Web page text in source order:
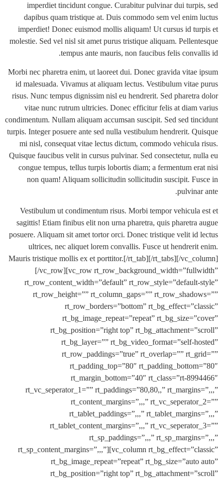
imperdiet tincidunt congue. Curabitur pulvinar dui
dapibus quam tristique at. Duis commodo sem vel
imperdiet! Donec euismod mollis aliquam! Ut cursus id
molestie. Sed vel nisl sit amet purus tristique aliquam.
tempus ante mauris, non faucibus felis
Morbi nec pharetra enim, ut laoreet dui. Donec gravida
id malesuada. Vivamus at aliquam lectus. Vestibulum
risus. Nunc tempus dignissim nisl eu hendrerit. Sed
vitae nunc rutrum ultricies. Donec efficitur felis at
condimentum. Nullam aliquam accumsan suscipit. Sed sed
turpis. Integer posuere ante sed nulla vestibulum hendrerit.
mi nisl, consequat vitae lectus dictum, commodo
Quisque faucibus velit in cursus pulvinar. Sed consectetur,
congue tempus, tellus turpis lobortis diam; a fermentum
non quam! Aliquam sollicitudin sollicitudin suscipit.
Vestibulum ut condimentum risus. Morbi tempor
sagittis! Etiam finibus elit non urna pharetra, quis
posuere. Aliquam sit amet tortor orci. Donec tristique velit
ultrices, nec aliquet lorem convallis. Fusce ut
Mauris tristique mollis ex et porttitor.[/rt_tab][/rt_tabs][/
[/vc_row][vc_row
rt_row_content_width=”default”
rt_row_height=”” rt_column_gaps=””
rt_row_borders=”bottom”
rt_bg_image_repeat=”repeat”
rt_bg_position=”right top”
rt_bg_layer=”” rt_bg_video_format=”self-
rt_row_paddings=”true” rt_overlap=””
rt_padding_top=”80″
rt_margin_bottom=”40″ rt_class=”rt-
rt_vc_seperator_1=”” rt_paddings=”80,80,,”
rt_content_margins=”,,,”
rt_tablet_paddings=”,,,”
rt_tablet_content_margins=”,,,”
rt_sp_paddings=”,,,”
rt_sp_content_margins=”,,,”][vc_column
rt_bg_image_repeat=”repeat”
rt_bg_position=”right top”